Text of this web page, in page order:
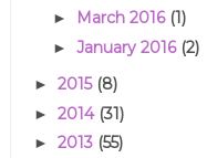
► March 2016 (1)
► January 2016 (2)
► 2015 (8)
► 2014 (31)
► 2013 (55)